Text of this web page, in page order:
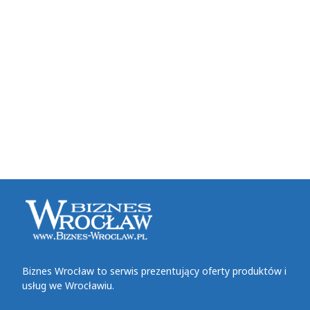
Biznes Wrocław to serwis prezentujący oferty produktów i
usług we Wrocławiu.